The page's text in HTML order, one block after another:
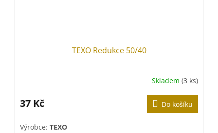
TEXO Redukce 50/40
produktu
je
z
Skladem(3 ks)
37 Kč Do košíku
Výrobce: TEXO